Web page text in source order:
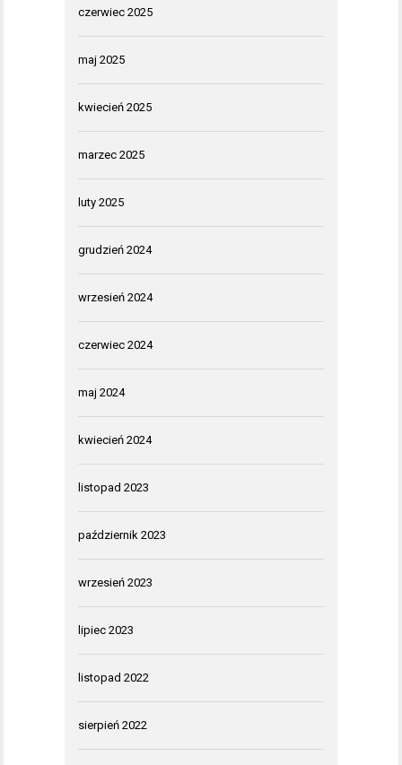
czerwiec 2025
maj 2025
kwiecień 2025
marzec 2025
luty 2025
grudzień 2024
wrzesień 2024
czerwiec 2024
maj 2024
kwiecień 2024
listopad 2023
październik 2023
wrzesień 2023
lipiec 2023
listopad 2022
sierpień 2022